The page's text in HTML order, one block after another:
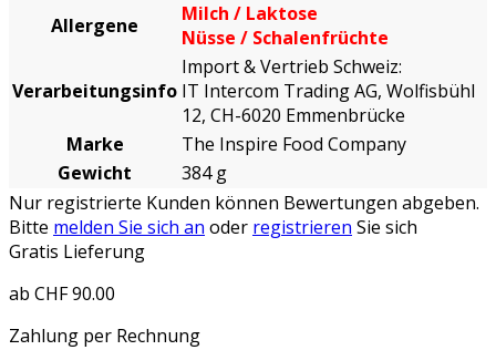
Allergene
Milch / Laktose
Nüsse / Schalenfrüchte
Verarbeitungsinfo
Import & Vertrieb Schweiz:
IT Intercom Trading AG, Wolfisbühl
12, CH-6020 Emmenbrücke
Marke
The Inspire Food Company
Gewicht
384 g
Nur registrierte Kunden können Bewertungen abgeben.
Bitte melden Sie sich an oder registrieren Sie sich
Gratis Lieferung
ab CHF 90.00
Zahlung per Rechnung